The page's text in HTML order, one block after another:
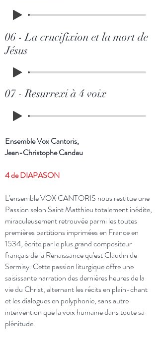
06 - La crucifixion et la mort de
Jésus
07 - Resurrexi à 4 voix
Ensemble Vox Cantoris,
Jean-Christophe Candau
4 de DIAPASON
L'ensemble VOX CANTORIS nous restitue une
Passion selon Saint Matthieu totalement inédite,
miraculeusement retrouvée parmi les toutes
premières partitions imprimées en France en
1534, écrite par le plus grand compositeur
français de la Renaissance qu'est Claudin de
Sermisy. Cette passion liturgique offre une
saisissante narration des dernières heures de la
vie du Christ, alternant les récits en plain-chant
et les dialogues en polyphonie, sans autre
intervention que la voix humaine dans toute sa
plénitude.